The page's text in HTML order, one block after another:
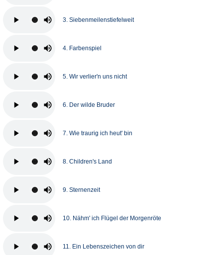
3. Siebenmeilenstiefelweit
4. Farbenspiel
5. Wir verlier'n uns nicht
6. Der wilde Bruder
7. Wie traurig ich heut' bin
8. Children's Land
9. Sternenzeit
10. Nähm' ich Flügel der Morgenröte
11. Ein Lebenszeichen von dir